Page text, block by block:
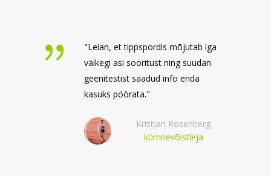
"Leian, et tippspordis mõjutab iga
väikegi asi sooritust ning suudan
geenitestist saadud info enda
kasuks pöörata."
Kristjan Rosenberg
kümnevõistleja